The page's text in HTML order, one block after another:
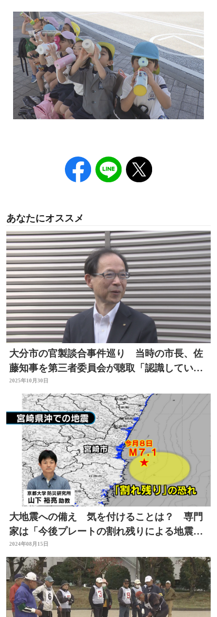
あなたにオススメ
大分市の官製談合事件巡り 当時の市長、佐
藤知事を第三者委員会が聴取「認識していな
かったと答えた」
2025年10月30日
大地震への備え 気を付けることは？ 専門
家は「今後プレートの割れ残りによる地震発
生」指摘 大分
2024年08月15日